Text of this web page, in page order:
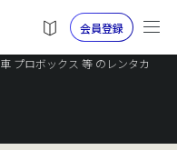
会員登録
プロボックス 等 のレンタカ